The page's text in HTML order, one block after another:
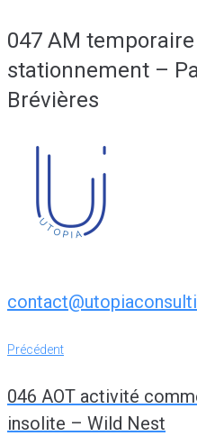
047 AM
stationnement –
Brévières
Navigation
de
l’article
Précédent
Précédent
046 AOT activité
insolite – Wild Nest